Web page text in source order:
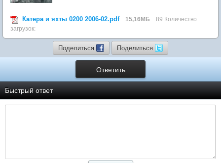
Катера и яхты 0200 2006-02.pdf 15,16МБ
89 Количество
загрузок:
Поделиться Поделиться
Ответить
Быстрый ответ